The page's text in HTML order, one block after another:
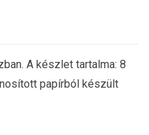
A készlet tartalma: 8
papírból készült